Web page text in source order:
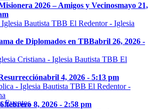
Eventos
2026 – Amigos y Vecinosmayo 21,
de Diplomados en TBBabril 26, 2026 -
abril 4, 2026 - 5:13 pm
febrero 8, 2026 - 2:58 pm